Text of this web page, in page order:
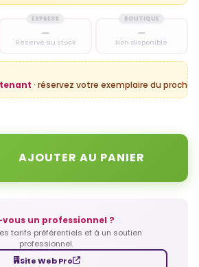
EXPRESS
—
Réservé au stock
BOUTIQUE
—
Non disponible
· réservez votre exemplaire du
AJOUTER AU PANIER
vous un professionnel ?
tarifs préférentiels et à un soutien
professionnel.
Site Web Pro